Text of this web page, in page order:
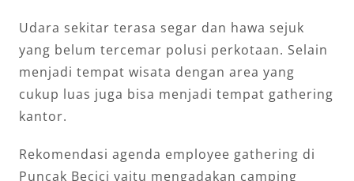
Udara sekitar terasa segar dan hawa sejuk
yang belum tercemar polusi perkotaan. Selain
menjadi tempat wisata dengan area yang
cukup luas juga bisa menjadi tempat gathering
kantor.
Rekomendasi agenda employee gathering di
Puncak Becici yaitu mengadakan camping